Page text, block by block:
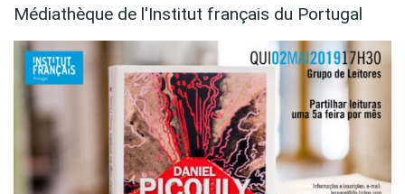
Médiathèque de l'Institut français du Portugal